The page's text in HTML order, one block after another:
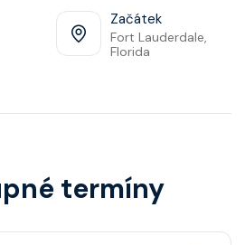
Začátek
Fort Lauderdale,
Florida
termíny